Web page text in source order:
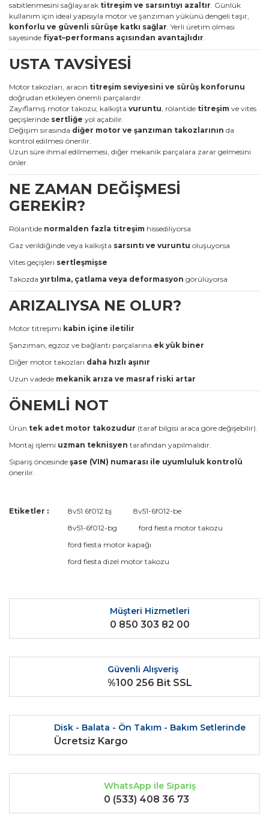
sabitlenmesini sağlayarak titreşim ve sarsıntıyı azaltır. Günlük
kullanım için ideal yapısıyla motor ve şanzıman yükünü dengeli taşır,
konforlu ve güvenli sürüşe katkı sağlar. Yerli üretim olması
sayesinde fiyat–performans açısından avantajlıdır.
USTA TAVSİYESİ
Motor takozları, aracın titreşim seviyesini ve sürüş konforunu
doğrudan etkileyen önemli parçalardır.
Zayıflamış motor takozu; kalkışta vuruntu, rölantide titreşim ve vites
geçişlerinde sertliğe yol açabilir.
Değişim sırasında diğer motor ve şanzıman takozlarının da
kontrol edilmesi önerilir.
Uzun süre ihmal edilmemesi, diğer mekanik parçalara zarar gelmesini
önler.
NE ZAMAN DEĞİŞMESİ
GEREKİR?
Rölantide normalden fazla titreşim hissediliyorsa
Gaz verildiğinde veya kalkışta sarsıntı ve vuruntu oluşuyorsa
Vites geçişleri sertleşmişse
Takozda yırtılma, çatlama veya deformasyon görülüyorsa
ARIZALIYSA NE OLUR?
Motor titreşimi kabin içine iletilir
Şanzıman, egzoz ve bağlantı parçalarına ek yük biner
Diğer motor takozları daha hızlı aşınır
Uzun vadede mekanik arıza ve masraf riski artar
ÖNEMLİ NOT
Ürün tek adet motor takozudur (taraf bilgisi araca göre değişebilir).
Montaj işlemi uzman teknisyen tarafından yapılmalıdır.
Sipariş öncesinde şase (VIN) numarası ile uyumluluk kontrolü
önerilir.
Bu ürüne ilk yorumu siz yapın!
Yorum Yaz
Bu ürünün fiyat bilgisi, resim, ürün açıklamalarında ve diğer
kullanarak tarafımıza iletebilirsiniz.
Görüş ve önerileriniz için teşekkür ederiz.
Ürün bilgilerinde hatalar bulunuyor.
Ürün fiyatı diğer sitelerden daha pahalı.
Bu ürüne benzer farklı alternatifler olmalı.
Etiketler : 8v51 6f012 bj
8v51-6f012-be
8v51-6f012-bg
ford fiesta motor takozu
ford fiesta motor kapağı
ford fiesta dizel motor takozu
Müşteri Hizmetleri
0 850 303 82 00
Güvenli Alışveriş
%100 256 Bit SSL
Disk - Balata - Ön Takım - Bakım Setlerinde
Ücretsiz Kargo
WhatsApp ile Sipariş
0 (533) 408 36 73